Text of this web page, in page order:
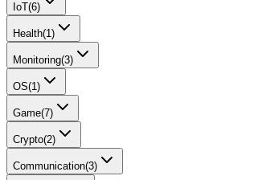
IoT(6)
Health(1)
Monitoring(3)
OS(1)
Game(7)
Crypto(2)
Communication(3)